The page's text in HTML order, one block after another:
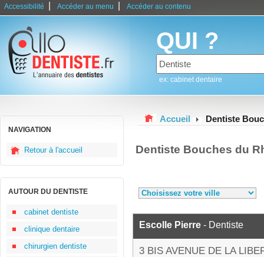
Accessibilité Accéder au menu Accéder au contenu
QUI ?
ex: cabinet dentaire
NAVIGATION
Retour à l'accueil
AUTOUR DU DENTISTE
cabinet dentiste
clinique dentaire
chirurgien dentiste
Accueil Dentiste
Dentiste Bouches du
Escolle Pierre - Dentiste
3 BIS AVENUE DE LA